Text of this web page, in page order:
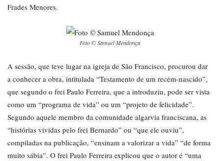
Frades Menores.
Foto © Samuel Mendonça
A sessão, que teve lugar na igreja de São Francisco, procurou dar
a conhecer a obra, intitulada “Testamento de um recém-nascido”,
que segundo o frei Paulo Ferreira, que a introduziu, pode ser vista
como um “programa de vida” ou um “projeto de felicidade”.
Segundo aquele membro da comunidade algarvia franciscana, as
“histórias vividas pelo frei Bernardo” ou “que ele ouviu”,
compiladas na publicação, “ensinam a valorizar a vida” “de forma
muito sábia”. O frei Paulo Ferreira explicou que o autor é “uma